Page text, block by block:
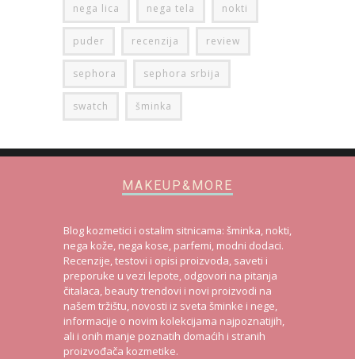
nega lica nega tela nokti
puder recenzija review
sephora sephora srbija
swatch šminka
MAKEUP&MORE
Blog kozmetici i ostalim sitnicama: šminka, nokti,
nega kože, nega kose, parfemi, modni dodaci.
Recenzije, testovi i opisi proizvoda, saveti i
preporuke u vezi lepote, odgovori na pitanja
čitalaca, beauty trendovi i novi proizvodi na
našem tržištu, novosti iz sveta šminke i nege,
informacije o novim kolekcijama najpoznatijih,
ali i onih manje poznatih domaćih i stranih
proizvođača kozmetike.